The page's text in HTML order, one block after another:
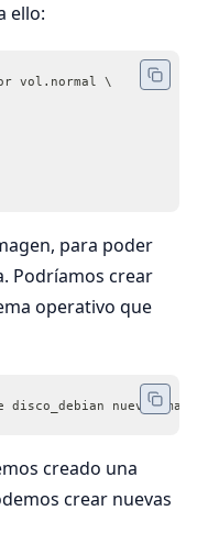
ello:
vol.normal \
para poder
Podríamos crear
operativo que
creado una
crear nuevas